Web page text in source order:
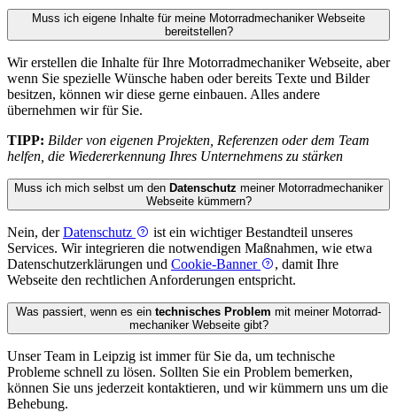
Muss ich eigene Inhalte für meine Motorrad­mechaniker Webseite
bereitstellen?
Wir erstellen die Inhalte für Ihre Motorrad­mechaniker Webseite, aber
wenn Sie spezielle Wünsche haben oder bereits Texte und Bilder
besitzen, können wir diese gerne einbauen. Alles andere
übernehmen wir für Sie.
TIPP: Bilder von eigenen Projekten, Referenzen oder dem Team
helfen, die Wiedererkennung Ihres Unternehmens zu stärken
Muss ich mich selbst um den Datenschutz meiner Motorrad­mechaniker
Webseite kümmern?
Nein, derDatenschutz
ist ein wichtiger Bestandteil unseres
Services. Wir integrieren die notwendigen Maßnahmen, wie etwa
Datenschutzerklärungen und Cookie-Banner
, damit Ihre
Webseite den rechtlichen Anforderungen entspricht.
Was passiert, wenn es ein technisches Problem mit meiner Motorrad­
mechaniker Webseite gibt?
Unser Team in Leipzig ist immer für Sie da, um technische
Probleme schnell zu lösen. Sollten Sie ein Problem bemerken,
können Sie uns jederzeit kontaktieren, und wir kümmern uns um die
Behebung.